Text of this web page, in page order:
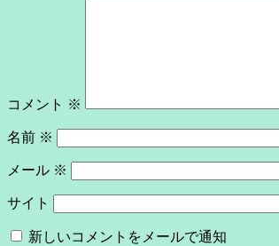
コメント ※
名前 ※
メール ※
サイト
新しいコメントをメールで通知